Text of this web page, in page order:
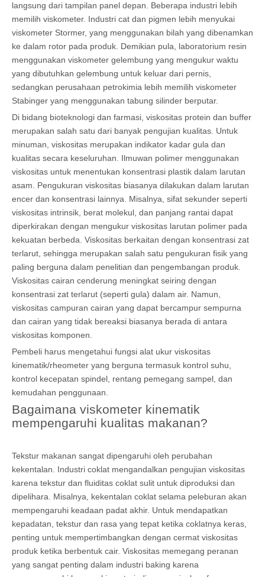
langsung dari tampilan panel depan. Beberapa industri lebih
memilih viskometer. Industri cat dan pigmen lebih menyukai
viskometer Stormer, yang menggunakan bilah yang dibenamkan
ke dalam rotor pada produk. Demikian pula, laboratorium resin
menggunakan viskometer gelembung yang mengukur waktu
yang dibutuhkan gelembung untuk keluar dari pernis,
sedangkan perusahaan petrokimia lebih memilih viskometer
Stabinger yang menggunakan tabung silinder berputar.
Di bidang bioteknologi dan farmasi, viskositas protein dan buffer
merupakan salah satu dari banyak pengujian kualitas. Untuk
minuman, viskositas merupakan indikator kadar gula dan
kualitas secara keseluruhan. Ilmuwan polimer menggunakan
viskositas untuk menentukan konsentrasi plastik dalam larutan
asam. Pengukuran viskositas biasanya dilakukan dalam larutan
encer dan konsentrasi lainnya. Misalnya, sifat sekunder seperti
viskositas intrinsik, berat molekul, dan panjang rantai dapat
diperkirakan dengan mengukur viskositas larutan polimer pada
kekuatan berbeda. Viskositas berkaitan dengan konsentrasi zat
terlarut, sehingga merupakan salah satu pengukuran fisik yang
paling berguna dalam penelitian dan pengembangan produk.
Viskositas cairan cenderung meningkat seiring dengan
konsentrasi zat terlarut (seperti gula) dalam air. Namun,
viskositas campuran cairan yang dapat bercampur sempurna
dan cairan yang tidak bereaksi biasanya berada di antara
viskositas komponen.
Pembeli harus mengetahui fungsi alat ukur viskositas
kinematik/rheometer yang berguna termasuk kontrol suhu,
kontrol kecepatan spindel, rentang pemegang sampel, dan
kemudahan penggunaan.
Bagaimana viskometer kinematik
mempengaruhi kualitas makanan?
Tekstur makanan sangat dipengaruhi oleh perubahan
kekentalan. Industri coklat mengandalkan pengujian viskositas
karena tekstur dan fluiditas coklat sulit untuk diproduksi dan
dipelihara. Misalnya, kekentalan coklat selama peleburan akan
mempengaruhi keadaan padat akhir. Untuk mendapatkan
kepadatan, tekstur dan rasa yang tepat ketika coklatnya keras,
penting untuk mempertimbangkan dengan cermat viskositas
produk ketika berbentuk cair. Viskositas memegang peranan
yang sangat penting dalam industri baking karena